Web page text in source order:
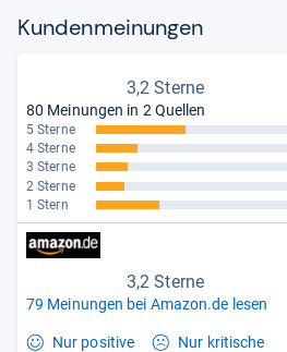
Kun­den­mei­nun­gen
3,2 Sterne
80 Meinungen in 2 Quellen
5 Sterne
4 Sterne
3 Sterne
2 Sterne
1 Stern
3,2 Sterne
79 Meinungen bei Amazon.de lesen
Nur positive Nur kritische